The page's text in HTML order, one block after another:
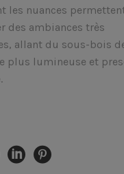
les nuances
des ambiances très
allant du sous-bois
plus lumineuse et